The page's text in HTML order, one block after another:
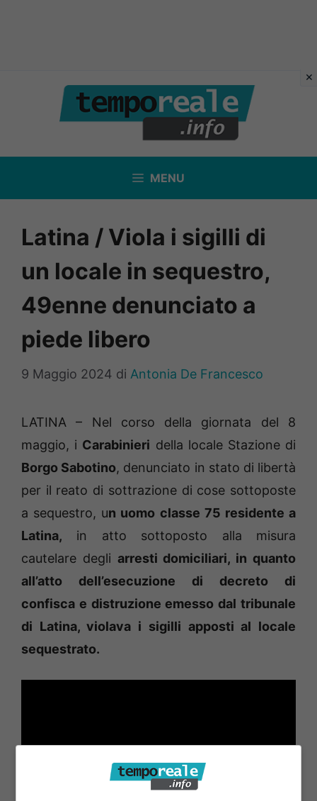
contenuto
MENU
Latina / Viola i sigilli di
un locale in sequestro,
49enne denunciato a
piede libero
9 Maggio 2024 di Antonia De Francesco
LATINA – Nel corso della giornata del 8
maggio, i Carabinieri della locale Stazione di
Borgo Sabotino, denunciato in stato di libertà
per il reato di sottrazione di cose sottoposte
a sequestro, un uomo classe 75 residente a
Latina, in atto sottoposto alla misura
cautelare degli arresti domiciliari, in quanto
all’atto dell’esecuzione di decreto di
confisca e distruzione emesso dal tribunale
di Latina, violava i sigilli apposti al locale
sequestrato.